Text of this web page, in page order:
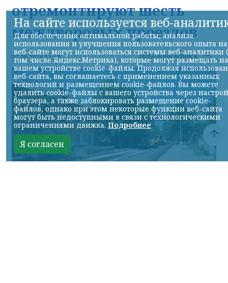
отремонтируют шесть
междворовых проездов
07.08.2026 11:53 НИА-Красноярск
На сайте используется веб-
Для обеспечения оптимальной работы, анализа
использования и улучшения пользовательского опыта на
веб-сайте могут использоваться системы веб-аналитики
том числе Яндекс.Метрика), которые могут размещать на
вашем устройстве cookie-файлы. Продолжая
веб-сайта, вы соглашаетесь с применением указанных
технологий и размещением cookie-файлов. Вы можете
удалить cookie-файлы с вашего устройства через
браузера, а также заблокировать размещение cookie-
файлов, однако при этом некоторые функции веб-сайта
могут быть недоступными в связи с технологическими
ограничениями движка. Подробнее
Я согласен